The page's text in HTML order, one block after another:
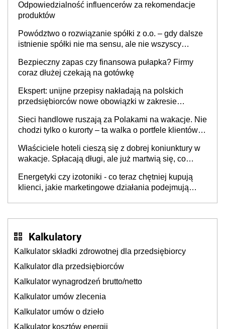
Odpowiedzialność influencerów za rekomendacje
produktów
Powództwo o rozwiązanie spółki z o.o. – gdy dalsze
istnienie spółki nie ma sensu, ale nie wszyscy
Bezpieczny zapas czy finansowa pułapka? Firmy
coraz dłużej czekają na gotówkę
Ekspert: unijne przepisy nakładają na polskich
przedsiębiorców nowe obowiązki w zakresie
Sieci handlowe ruszają za Polakami na wakacje. Nie
chodzi tylko o kurorty – ta walka o portfele klientów
cichu
Właściciele hoteli cieszą się z dobrej koniunktury w
wakacje. Spłacają długi, ale już martwią się, co
Energetyki czy izotoniki - co teraz chętniej kupują
klienci, jakie marketingowe działania podejmują
Kalkulatory
Kalkulator składki zdrowotnej dla przedsiębiorcy
Kalkulator dla przedsiębiorców
Kalkulator wynagrodzeń brutto/netto
Kalkulator umów zlecenia
Kalkulator umów o dzieło
Kalkulator kosztów energii